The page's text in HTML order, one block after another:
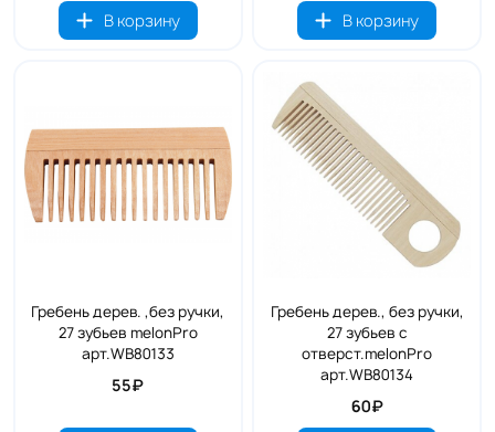
В корзину
В корзину
Гребень дерев. ,без ручки,
27 зубьев melonPro
арт.WB80133
55₽
Гребень дерев., без ручки,
27 зубьев с
отверст.melonPro
арт.WB80134
60₽